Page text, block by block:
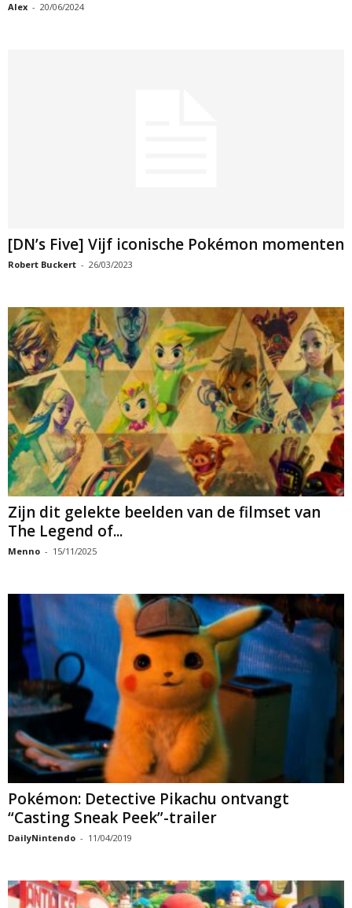
Alex - 20/06/2024
[DN’s Five] Vijf iconische Pokémon momenten
Robert Buckert - 26/03/2023
Zijn dit gelekte beelden van de filmset van
The Legend of...
Menno - 15/11/2025
Pokémon: Detective Pikachu ontvangt
“Casting Sneak Peek”-trailer
DailyNintendo - 11/04/2019